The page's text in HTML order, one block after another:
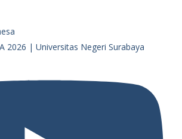
2026 | Universitas Negeri Surabaya